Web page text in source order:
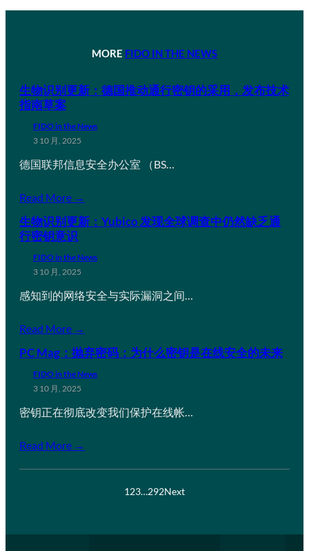
MORE FIDO IN THE NEWS
生物识别更新：德国推动通行密钥的采用，发布技术
指南草案
FIDO in the News
3 10 月, 2025
德国联邦信息安全办公室 （BS…
Read More →
生物识别更新：Yubico 发现全球调查中仍然缺乏通
行密钥意识
FIDO in the News
3 10 月, 2025
感知到的网络安全与实际漏洞之间…
Read More →
PC Mag：抛弃密码：为什么密钥是在线安全的未来
FIDO in the News
3 10 月, 2025
密钥正在彻底改变我们保护在线帐…
Read More →
123…292Next